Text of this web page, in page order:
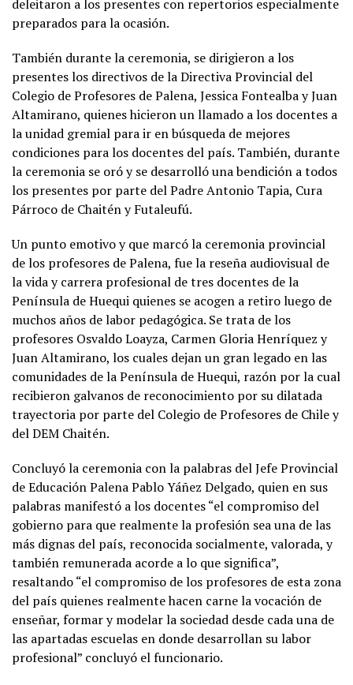
deleitaron a los presentes con repertorios especialmente
preparados para la ocasión.
También durante la ceremonia, se dirigieron a los
presentes los directivos de la Directiva Provincial del
Colegio de Profesores de Palena, Jessica Fontealba y Juan
Altamirano, quienes hicieron un llamado a los docentes a
la unidad gremial para ir en búsqueda de mejores
condiciones para los docentes del país. También, durante
la ceremonia se oró y se desarrolló una bendición a todos
los presentes por parte del Padre Antonio Tapia, Cura
Párroco de Chaitén y Futaleufú.
Un punto emotivo y que marcó la ceremonia provincial
de los profesores de Palena, fue la reseña audiovisual de
la vida y carrera profesional de tres docentes de la
Península de Huequi quienes se acogen a retiro luego de
muchos años de labor pedagógica. Se trata de los
profesores Osvaldo Loayza, Carmen Gloria Henríquez y
Juan Altamirano, los cuales dejan un gran legado en las
comunidades de la Península de Huequi, razón por la cual
recibieron galvanos de reconocimiento por su dilatada
trayectoria por parte del Colegio de Profesores de Chile y
del DEM Chaitén.
Concluyó la ceremonia con la palabras del Jefe Provincial
de Educación Palena Pablo Yáñez Delgado, quien en sus
palabras manifestó a los docentes “el compromiso del
gobierno para que realmente la profesión sea una de las
más dignas del país, reconocida socialmente, valorada, y
también remunerada acorde a lo que significa”,
resaltando “el compromiso de los profesores de esta zona
del país quienes realmente hacen carne la vocación de
enseñar, formar y modelar la sociedad desde cada una de
las apartadas escuelas en donde desarrollan su labor
profesional” concluyó el funcionario.